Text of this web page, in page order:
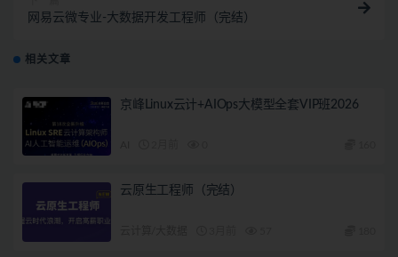
网易云微专业-大数据开发工程师（完结）
相关文章
京峰Linux云计+AIOps大模型全套VIP班2026
云原生工程师（完结）